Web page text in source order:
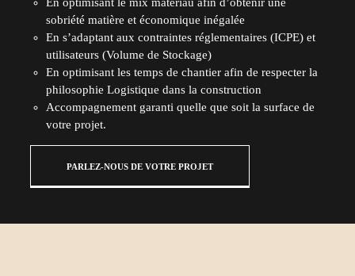
sobriété matière et économique inégalée
En s’adaptant aux contraintes réglementaires (ICPE) et
utilisateurs (Volume de Stockage)
En optimisant les temps de chantier afin de respecter la
philosophie Logistique dans la construction
Accompagnement garanti quelle que soit la surface de
votre projet.
PARLEZ-NOUS DE VOTRE PROJET